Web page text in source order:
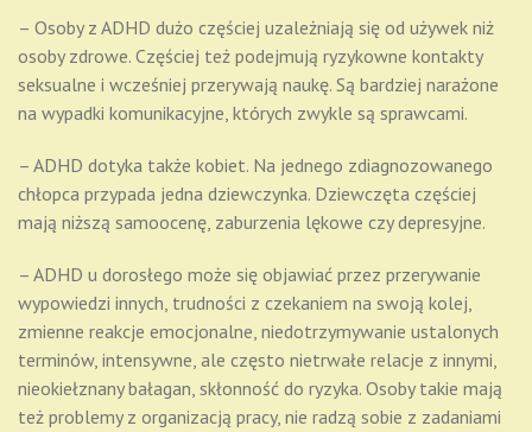
– Osoby z ADHD dużo częściej uzależniają się od używek niż
osoby zdrowe. Częściej też podejmują ryzykowne kontakty
seksualne i wcześniej przerywają naukę. Są bardziej narażone
na wypadki komunikacyjne, których zwykle są sprawcami.
– ADHD dotyka także kobiet. Na jednego zdiagnozowanego
chłopca przypada jedna dziewczynka. Dziewczęta częściej
mają niższą samoocenę, zaburzenia lękowe czy depresyjne.
– ADHD u dorosłego może się objawiać przez przerywanie
wypowiedzi innych, trudności z czekaniem na swoją kolej,
zmienne reakcje emocjonalne, niedotrzymywanie ustalonych
terminów, intensywne, ale często nietrwałe relacje z innymi,
nieokiełznany bałagan, skłonność do ryzyka. Osoby takie mają
też problemy z organizacją pracy, nie radzą sobie z zadaniami